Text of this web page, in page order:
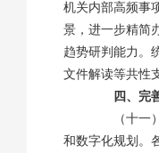
机关内部高频事
景，进一步精简
趋势研判能力。
文件解读等共性
四、完
（十一）
和数字化规划。